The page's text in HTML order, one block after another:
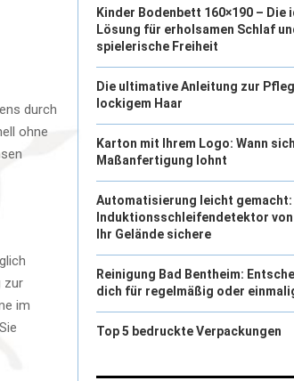
durch
ohne
zur
im
Kinder Bodenbett 160×190 – Die
Lösung für erholsamen Schlaf
spielerische Freiheit
Die ultimative Anleitung zur
lockigem Haar
Karton mit Ihrem Logo: Wann sich
Maßanfertigung lohnt
Automatisierung leicht gemacht:
Induktionsschleifendetektor
Ihr Gelände sichere
Reinigung Bad Bentheim:
dich für regelmäßig oder
Top 5 bedruckte Verpackungen